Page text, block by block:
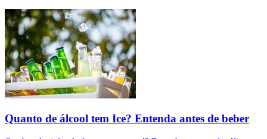
Quanto de álcool tem Ice? Entenda antes de beber